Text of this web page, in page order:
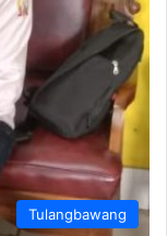
Tulangbawang